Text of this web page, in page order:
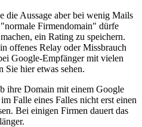
die Aussage aber bei wenig Mails
Firmendomain" dürfe
ein Rating zu speichern.
offenes Relay oder Missbrauch
Google-Empfänger mit vielen
hier etwas sehen.
ihre Domain mit einem Google
Falle eines Falles nicht erst einen
Bei einigen Firmen dauert das